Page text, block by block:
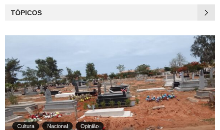
TÓPICOS
Cultura Nacional Opinião